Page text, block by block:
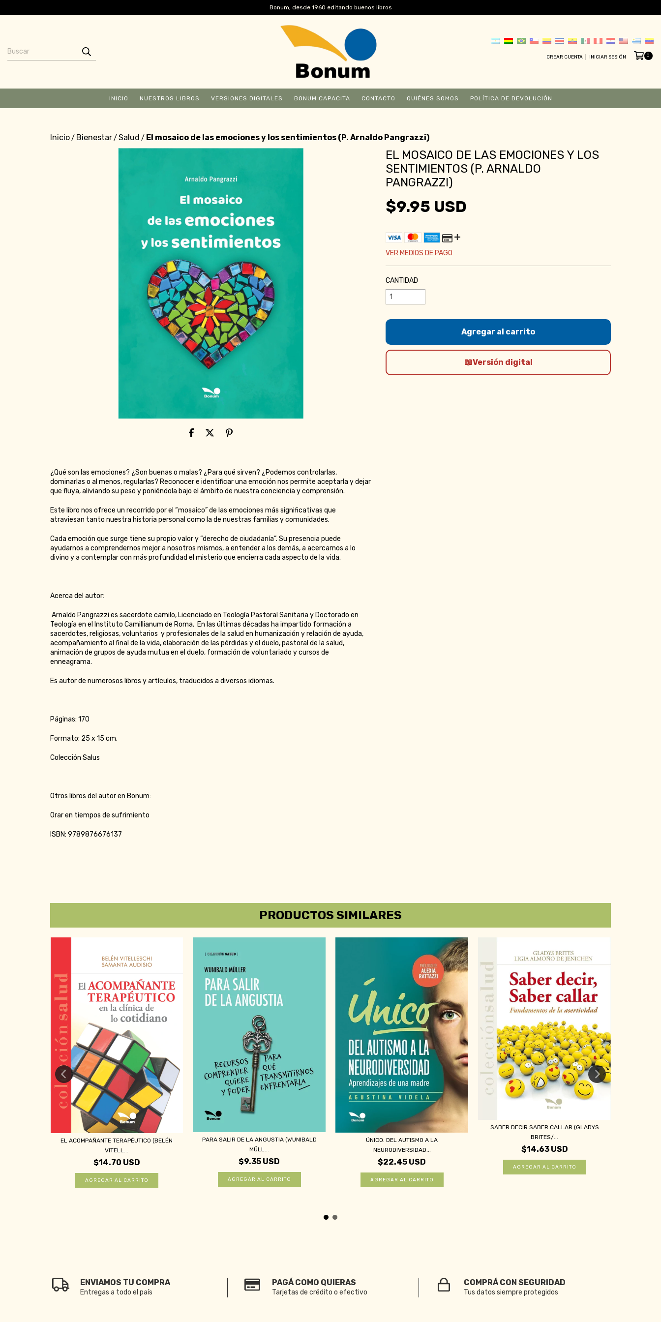
Bonum, desde 1960 editando buenos libros
CREAR CUENTA INICIAR SESIÓN 0
INICIO NUESTROS LIBROS VERSIONES DIGITALES BONUM CAPACITA CONTACTO QUIÉNES SOMOS POLÍTICA DE DEVOLUCIÓN
Inicio/ Bienestar/ Salud / El mosaico de las emociones y los sentimientos (P. Arnaldo Pangrazzi)
¿Qué son las emociones? ¿Son buenas o malas? ¿Para qué sirven? ¿Podemos controlarlas,
dominarlas o al menos, regularlas? Reconocer e identificar una emoción nos permite aceptarla y dejar
que fluya, aliviando su peso y poniéndola bajo el ámbito de nuestra conciencia y comprensión.
Este libro nos ofrece un recorrido por el “mosaico” de las emociones más significativas que
atraviesan tanto nuestra historia personal como la de nuestras familias y comunidades.
Cada emoción que surge tiene su propio valor y “derecho de ciudadanía”. Su presencia puede
ayudarnos a comprendernos mejor a nosotros mismos, a entender a los demás, a acercarnos a lo
divino y a contemplar con más profundidad el misterio que encierra cada aspecto de la vida.
Acerca del autor:
Arnaldo Pangrazzi es sacerdote camilo, Licenciado en Teología Pastoral Sanitaria y Doctorado en
Teología en el Instituto Camillianum de Roma. En las últimas décadas ha impartido formación a
sacerdotes, religiosas, voluntarios y profesionales de la salud en humanización y relación de ayuda,
acompañamiento al final de la vida, elaboración de las pérdidas y el duelo, pastoral de la salud,
animación de grupos de ayuda mutua en el duelo, formación de voluntariado y cursos de
enneagrama.
Es autor de numerosos libros y artículos, traducidos a diversos idiomas.
Páginas: 170
Formato: 25 x 15 cm.
Colección Salus
Otros libros del autor en Bonum:
Orar en tiempos de sufrimiento
ISBN: 9789876676137
EL MOSAICO DE LAS EMOCIONES Y LOS
SENTIMIENTOS (P. ARNALDO
PANGRAZZI)
$9.95 USD
VER MEDIOS DE PAGO
CANTIDAD
Versión digital
PRODUCTOS SIMILARES
EL ACOMPAÑANTE TERAPÉUTICO (BELÉN
VITELL...
$14.70 USD
PARA SALIR DE LA ANGUSTIA (WUNIBALD
MÜLL...
$9.35 USD
ÚNICO. DEL AUTISMO A LA
NEURODIVERSIDAD...
$22.45 USD
SABER DECIR SABER CALLAR (GLADYS
BRITES/...
$14.63 USD
ENVIAMOS TU COMPRA
Entregas a todo el país
PAGÁ COMO QUIERAS
Tarjetas de crédito o efectivo
COMPRÁ CON SEGURIDAD
Tus datos siempre protegidos